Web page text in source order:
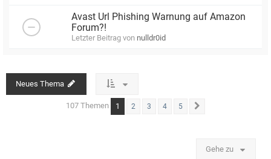
Avast Url Phishing Warnung auf Amazon
Forum?!
Letzter Beitrag von nulldr0id
Neues Thema
107 Themen 1 2 3 4 5
Gehe zu